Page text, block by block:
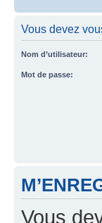
Vous devez
Nom d’utilisateur:
Mot de passe:
Vous